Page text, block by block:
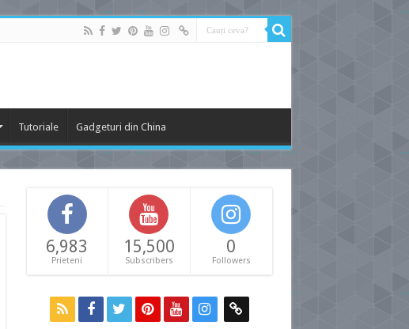
Tutoriale Gadgeturi din China
6,983
Prieteni
15,500
Subscribers
0
Followers